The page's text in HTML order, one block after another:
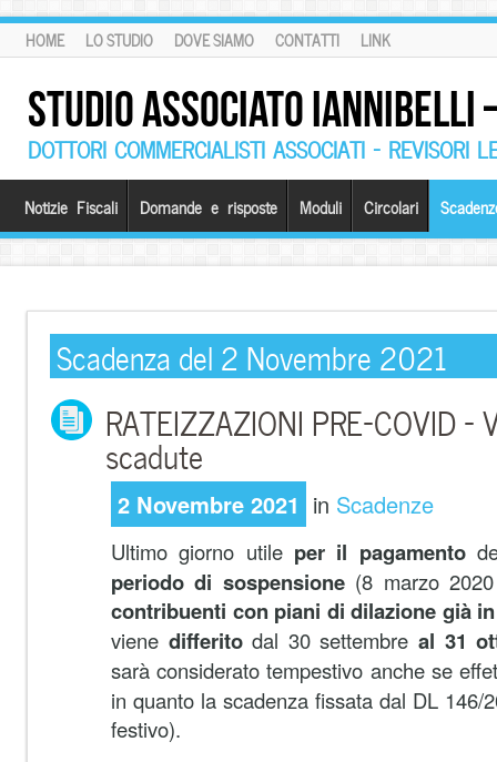
HOME LO STUDIO DOVE SIAMO CONTATTI LINK
STUDIO ASSOCIATO
DOTTORI COMMERCIALISTI ASSOCIATI – REVISORI
Notizie Fiscali Domande e risposte Moduli Circolari
Scadenza del 2 Novembre 2021
RATEIZZAZIONI PRE-COVID
scadute
2 Novembre 2021 in Scadenze
Ultimo giorno utileper il pagamento
periodo di sospensione(8 marzo
contribuenti con piani di dilazione già in
viene differitodal 30 settembreal 31
sarà considerato tempestivo anche se
in quanto la scadenza fissata dal DL 146/
festivo).